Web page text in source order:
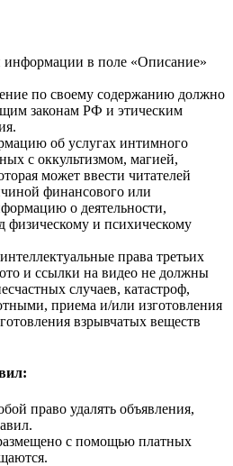
информации в поле «Описание»
по своему содержанию должно
законам РФ и этическим
об услугах интимного
с оккультизмом, магией,
может ввести читателей
финансового или
о деятельности,
физическому и психическому
права третьих
и ссылки на видео не должны
случаев, катастроф,
приема и/или изготовления
взрывчатых веществ
право удалять объявления,
с помощью платных